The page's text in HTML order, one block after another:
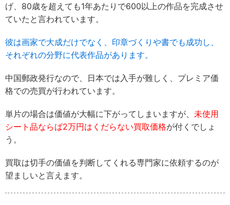
げ、80歳を超えても1年あたりで600以上の作品を完成させ
ていたと言われています。
彼は画家で大成だけでなく、印章づくりや書でも成功し、
それぞれの分野に代表作品があります。
中国郵政発行なので、日本では入手が難しく、プレミア価
格での売買が行われています。
単片の場合は価値が大幅に下がってしまいますが、 未使用
シート品ならば2万円はくだらない買取価格が付くでしょ
う。
買取は切手の価値を判断してくれる専門家に依頼するのが
望ましいと言えます。